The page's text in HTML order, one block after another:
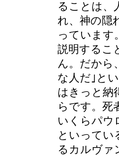
ることは、
れ、神の隠
っています
説明するこ
ん。だから
な人だ｣と
はきっと納
らです。死
いくらパウ
といってい
るカルヴァ